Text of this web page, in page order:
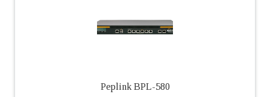
Peplink BPL-580